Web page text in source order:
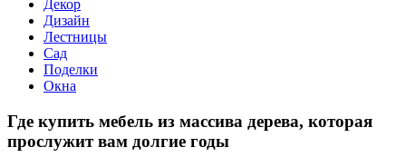
Декор
Дизайн
Лестницы
Сад
Поделки
Окна
Где купить мебель из массива дерева, которая
прослужит вам долгие годы